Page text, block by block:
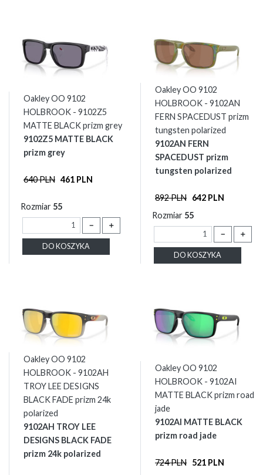
Oakley OO 9102
HOLBROOK - 9102Z5
MATTE BLACK prizm grey
9102Z5 MATTE BLACK
prizm grey
640 PLN 461 PLN
Rozmiar 55
－ ＋
DO KOSZYKA
Oakley OO 9102
HOLBROOK - 9102AN
FERN SPACEDUST prizm
tungsten polarized
9102AN FERN
SPACEDUST prizm
tungsten polarized
892 PLN 642 PLN
Rozmiar 55
－ ＋
DO KOSZYKA
Oakley OO 9102
HOLBROOK - 9102AH
TROY LEE DESIGNS
BLACK FADE prizm 24k
polarized
9102AH TROY LEE
DESIGNS BLACK FADE
prizm 24k polarized
Oakley OO 9102
HOLBROOK - 9102AI
MATTE BLACK prizm road
jade
9102AI MATTE BLACK
prizm road jade
724 PLN 521 PLN